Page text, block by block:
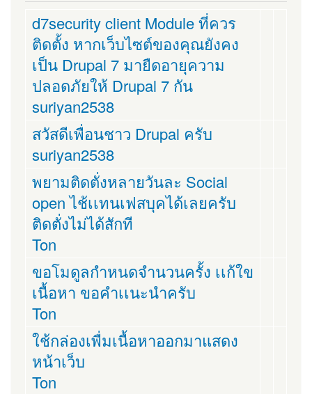
d7security client Module ที่ควร
ติดตั้ง หากเว็บไซต์ของคุณยังคง
เป็น Drupal 7 มายืดอายุความ
ปลอดภัยให้ Drupal 7 กัน
suriyan2538
สวัสดีเพื่อนชาว Drupal ครับ
suriyan2538
พยามติดตั่งหลายวันละ Social
open ไช้เเทนเฟสบุคได้เลยครับ
ติดตั่งไม่ได้สักที
Ton
ขอโมดูลกำหนดจำนวนครั้ง เเก้ใข
เนื้อหา ขอคำเเนะนำครับ
Ton
ใช้กล่องเพื่มเนื้อหาออกมาแสดง
หน้าเว็บ
Ton